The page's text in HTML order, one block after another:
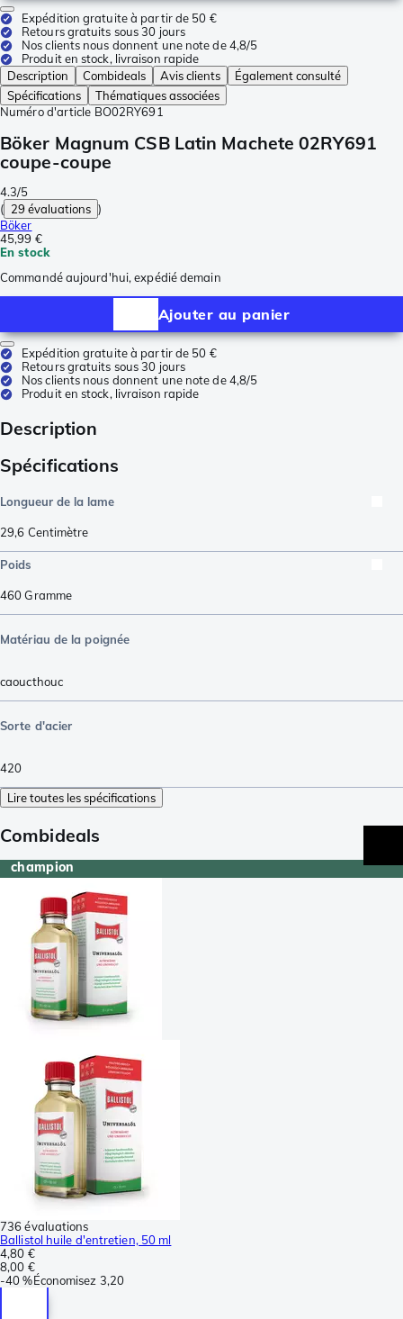
Expédition gratuite à partir de 50 €
Retours gratuits sous 30 jours
Nos clients nous donnent une note de 4,8/5
Produit en stock, livraison rapide
Description
Combideals Avis clients
Également consulté
Spécifications
Thématiques associées
Numéro d'article BO02RY691
Böker Magnum CSB Latin Machete 02RY691
coupe-coupe
4.3/5
( 29 évaluations )
Böker
45,99 €
En stock
Commandé aujourd'hui, expédié demain
Ajouter au panier
Expédition gratuite à partir de 50 €
Retours gratuits sous 30 jours
Nos clients nous donnent une note de 4,8/5
Produit en stock, livraison rapide
Description
Spécifications
Longueur de la lame
29,6 Centimètre
Poids
460Gramme
Matériau de la poignée
caoucthouc
Sorte d'acier
420
Lire toutes les spécifications
Combideals
champion
736 évaluations
Ballistol huile d'entretien, 50 ml
4,80 €
8,00 €
-40 %Économisez 3,20